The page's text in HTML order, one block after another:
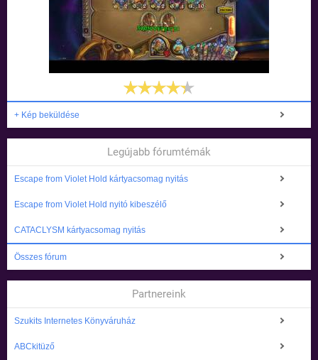
+ Kép beküldése
Legújabb fórumtémák
Escape from Violet Hold kártyacsomag nyitás
Escape from Violet Hold nyitó kibeszélő
CATACLYSM kártyacsomag nyitás
Összes fórum
Partnereink
Szukits Internetes Könyváruház
ABCkitüző